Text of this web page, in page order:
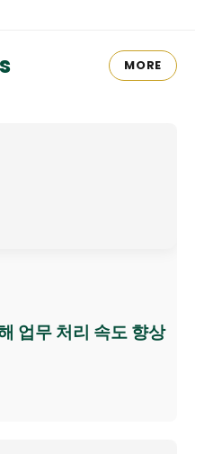
MORE
업무 처리 속도 향상